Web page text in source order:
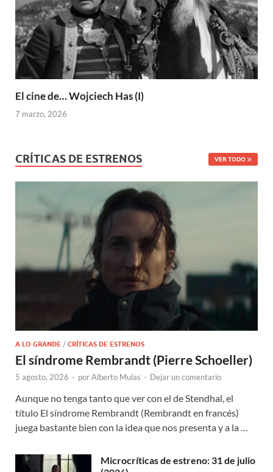
El cine de… Wojciech Has (I)
7 marzo, 2026
CRÍTICAS DE ESTRENOS VER TODO
A LO GRANDE / CRÍTICAS DE ESTRENOS
El síndrome Rembrandt (Pierre Schoeller)
5 agosto, 2026 - porAlberto Mulas - Dejar un comentario
Aunque no tenga tanto que ver con el de Stendhal, el
título El síndrome Rembrandt (Rembrandt en francés)
juega bastante bien con la idea que nos presenta y a la …
Microcríticas de estreno: 31 de julio